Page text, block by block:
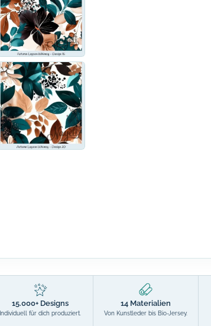
15.000+ Designs
Individuell für dich produziert.
14 Materialien
Von Kunstleder bis Bio-Jersey.